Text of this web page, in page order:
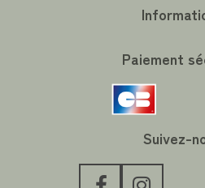
Paiement
Suivez-